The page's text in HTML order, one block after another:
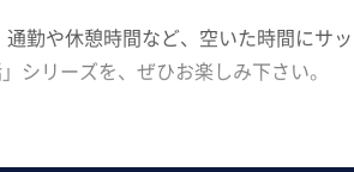
勤や休憩時間など、空いた時間にサ
シリーズを、ぜひお楽しみ下さい。